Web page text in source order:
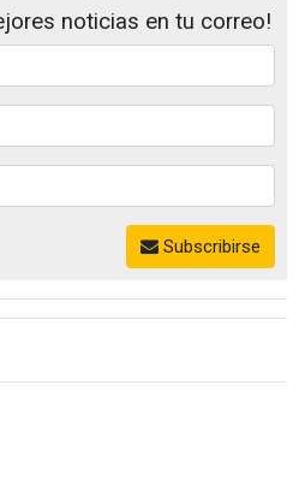
noticias en tu correo!
Subscribirse